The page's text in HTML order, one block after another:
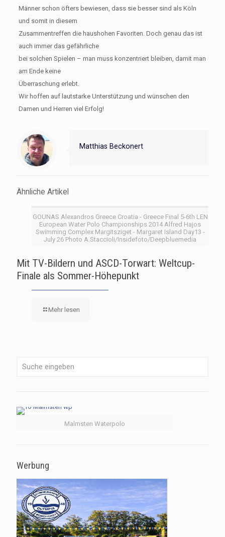
Männer schon öfters bewiesen, dass sie besser sind als Köln
und somit in diesem
Zusammentreffen die haushohen Favoriten. Doch genau das ist
auch immer das gefährliche
bei solchen Spielen – man muss konzentriert bleiben, damit man
am Ende keine
Überraschung erlebt.
Wir hoffen auf lautstarke Unterstützung und wünschen den
Damen und Herren viel Erfolg!
Matthias Beckonert
Ähnliche Artikel
GOUNAS Alexandros Greece Croatia - Greece Final 5-6th LEN
European Water Polo Championships 2014 Alfred Hajos
Swimming Complex Margitsziget - Margaret Island Day13 -
July 26 Photo A.Staccioli/Insidefoto/Deepbluemedia
Mit TV-Bildern und ASCD-Torwart: Weltcup-
Finale als Sommer-Höhepunkt
Mehr lesen
Malmsten Waterpolo
Werbung